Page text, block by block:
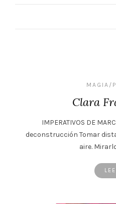
MAGIA/
Clara
IMPERATIVOS DE
deconstrucción Tomar
aire.